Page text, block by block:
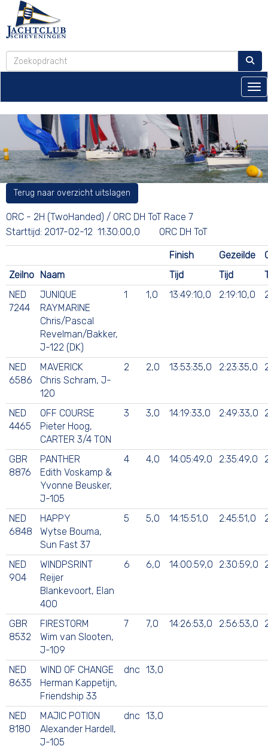
Terug naar overzicht uitslagen
ORC - 2H (TwoHanded) / ORC DH ToT Race 7
Starttijd: 2017-02-12 11:30:00,0 ORC DH ToT
Finish Gezeilde
Zeilno Naam Tijd Tijd
NED
7244
JUNIQUE
RAYMARINE
Chris/Pascal
Revelman/Bakker,
J-122 (DK)
1 1,0 13:49:10,0 2:19:10,0
NED
6586
MAVERICK
Chris Schram, J-
120
2 2,0 13:53:35,0 2:23:35,0
NED
4465
OFF COURSE
Pieter Hoog,
CARTER 3/4 TON
3 3,0 14:19:33,0 2:49:33,0
GBR
8876
PANTHER
Edith Voskamp &
Yvonne Beusker,
J-105
4 4,0 14:05:49,0 2:35:49,0
NED
6848
HAPPY
Wytse Bouma,
Sun Fast 37
5 5,0 14:15:51,0 2:45:51,0
NED
904
WINDPSRINT
Reijer
Blankevoort, Elan
400
6 6,0 14:00:59,0 2:30:59,0
GBR
8532
FIRESTORM
Wim van Slooten,
J-109
7 7,0 14:26:53,0 2:56:53,0
NED
8635
WIND OF CHANGE
Herman Kappetijn,
Friendship 33
dnc 13,0
NED
8180
MAJIC POTION
Alexander Hardell,
J-105
dnc 13,0